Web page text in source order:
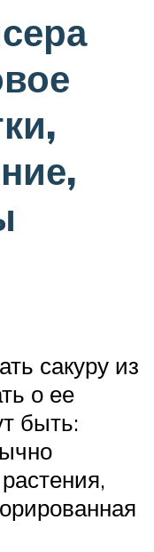
сакуру из
о ее
быть: